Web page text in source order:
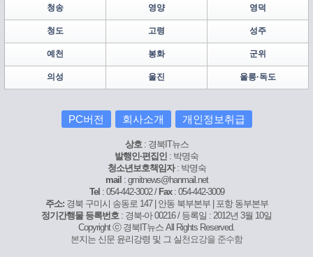
청송 영양 영덕
청도 고령 성주
예천 봉화 군위
의성 울진 울릉·독도
PC버전 회사소개 개인정보취급
상호: 경북IT뉴스
발행인·편집인 : 박명숙
청소년보호책임자: 박명숙
mail : gmitnews@hanmail.net
Tel : 054-442-3002 / Fax: 054-442-3009
주소: 경북 구미시 송동로 147 | 안동 북부본부 | 포항 동부본부
정기간행물 등록번호: 경북-아 00216 / 등록일 : 2012년 3월 10일
Copyright ⓒ 경북IT뉴스 All Rights Reserved.
본지는 신문 윤리강령 및 그 실천요강을 준수함